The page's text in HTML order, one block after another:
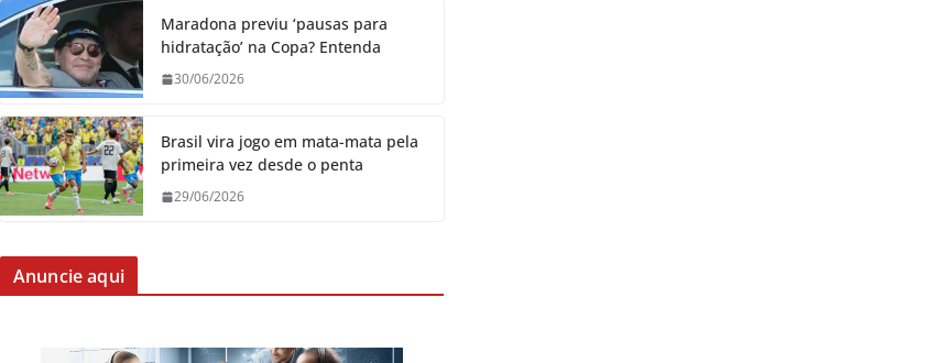
Maradona previu ‘pausas para
hidratação’ na Copa? Entenda
30/06/2026
Brasil vira jogo em mata-mata pela
primeira vez desde o penta
29/06/2026
Anuncie aqui